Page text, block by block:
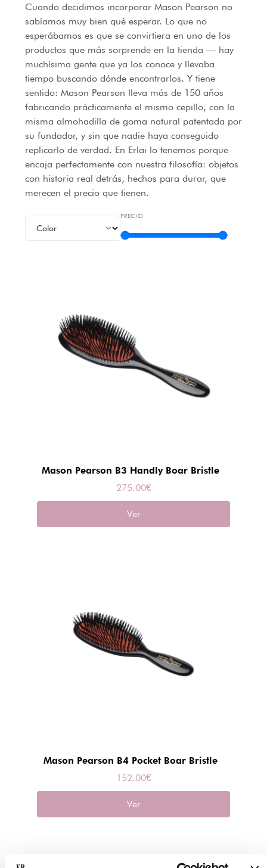
Cuando decidimos incorporar Mason Pearson no
sabíamos muy bien qué esperar. Lo que no
esperábamos es que se convirtiera en uno de los
productos que más sorprende en la tienda — hay
muchísima gente que ya los conoce y llevaba
tiempo buscando dónde encontrarlos. Y tiene
sentido: Mason Pearson lleva más de 150 años
fabricando prácticamente el mismo cepillo, con la
misma almohadilla de goma natural patentada por
su fundador, y sin que nadie haya conseguido
replicarlo de verdad. En Erlai lo tenemos porque
encaja perfectamente con nuestra filosofía: objetos
con historia real detrás, hechos para durar, que
merecen el precio que tienen.
PRECIO
Mason Pearson B3 Handly Boar Bristle
275.00€
Ver
Mason Pearson B4 Pocket Boar Bristle
152.00€
Ver